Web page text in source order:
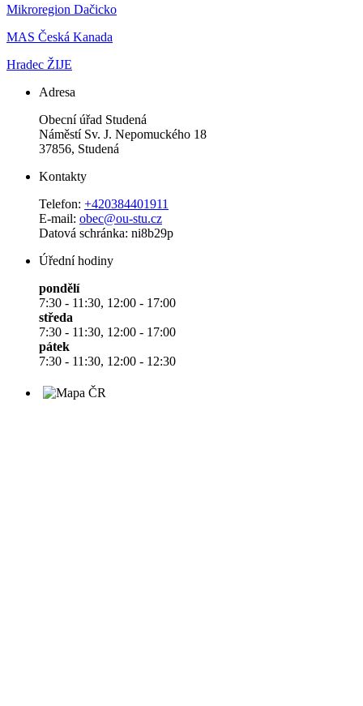
Mikroregion Dačicko
MAS Česká Kanada
Hradec ŽIJE
Adresa
Obecní úřad Studená
Náměstí Sv. J. Nepomuckého 18
37856, Studená
Kontakty
Telefon: +420384401911
E-mail: obec@ou-stu.cz
Datová schránka: ni8b29p
Úřední hodiny
pondělí
7:30 - 11:30, 12:00 - 17:00
středa
7:30 - 11:30, 12:00 - 17:00
pátek
7:30 - 11:30, 12:00 - 12:30